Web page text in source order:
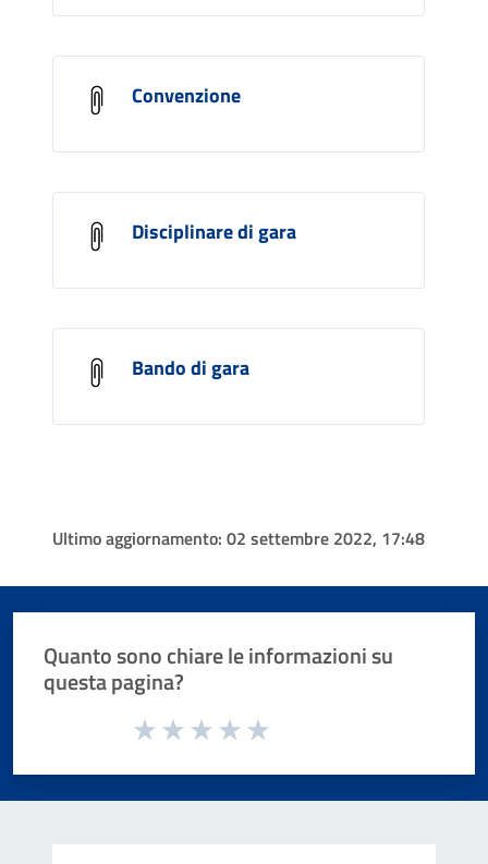
Convenzione
Disciplinare di gara
Bando di gara
Ultimo aggiornamento: 02 settembre 2022, 17:48
Quanto sono chiare le informazioni su
questa pagina?
Valuta da 1 a 5 stelle la pagina